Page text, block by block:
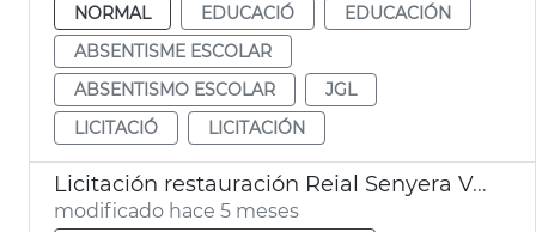
NORMAL
EDUCACIÓ
EDUCACIÓN
ABSENTISME ESCOLAR
ABSENTISMO ESCOLAR
JGL
LICITACIÓ
LICITACIÓN
Licitación restauración Reial Senyera València
modificado hace 5 meses